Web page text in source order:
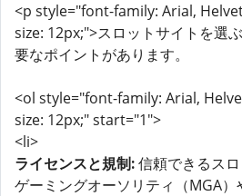
<p style="font-family: Arial,
size: 12px;">スロットサイトを選
要なポイントがあります。
<ol style="font-family: Arial,
size: 12px;" start="1">
<li>
ライセンスと規制:信頼できるス
ゲーミングオーソリティ（MGA